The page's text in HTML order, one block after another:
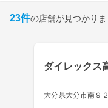
取扱店検索は
23件の店舗が見つかりま
ダイレックス
大分県大分市南９２